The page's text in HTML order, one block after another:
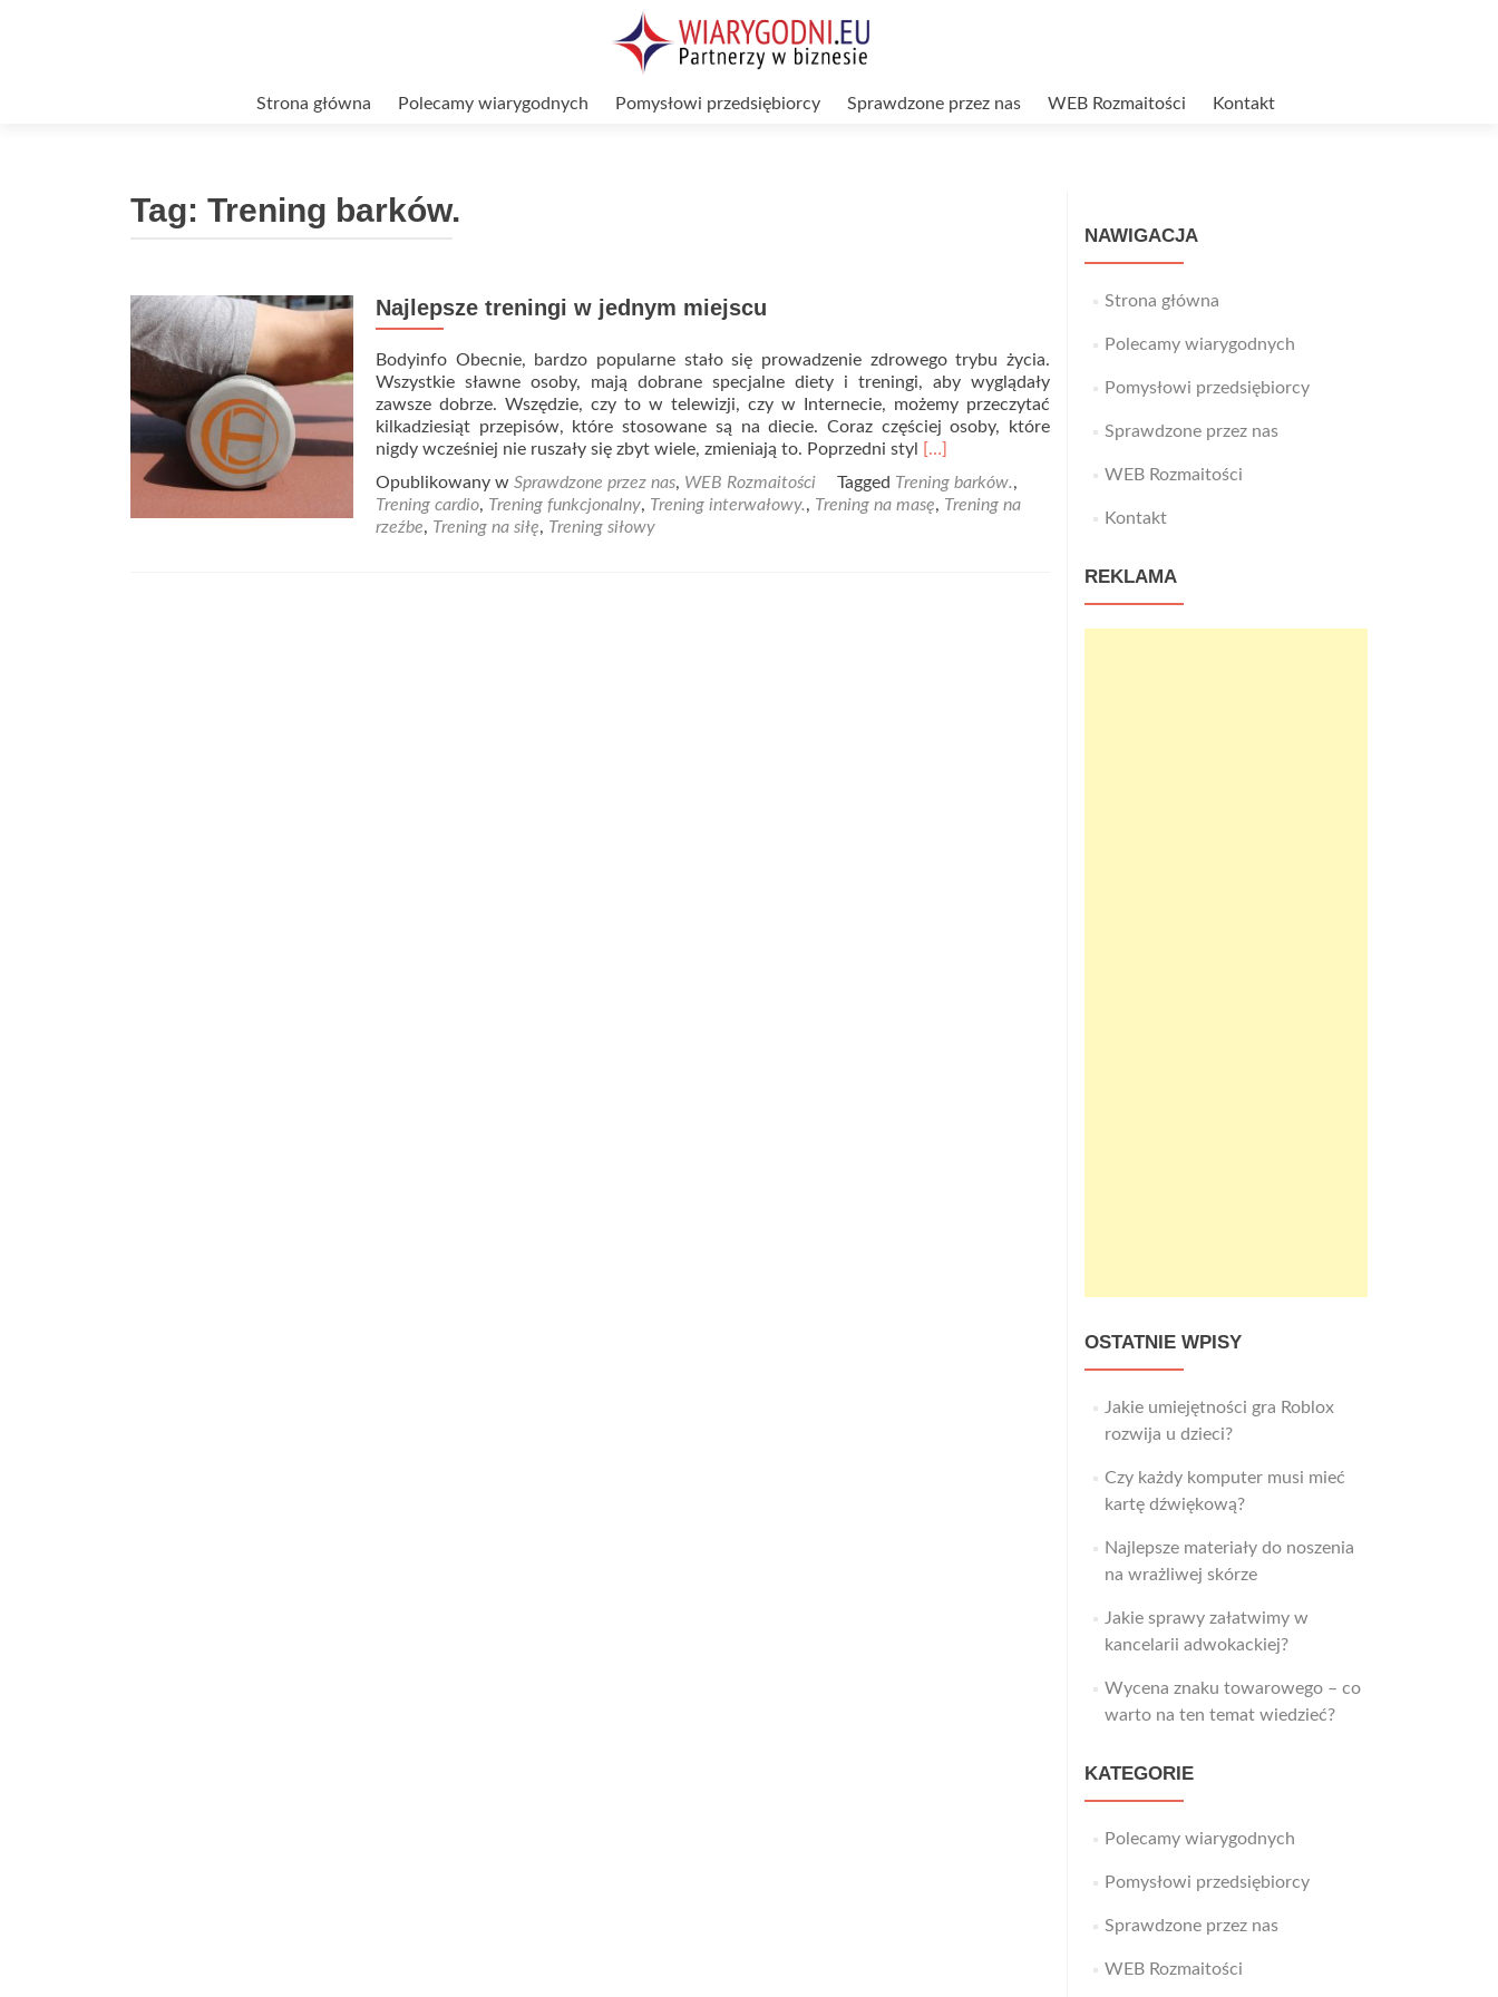
Strona główna Polecamy wiarygodnych Pomysłowi przedsiębiorcy Sprawdzone przez nas WEB Rozmaitości Kontakt
Tag: Trening barków.
Najlepsze treningi w jednym miejscu
Bodyinfo Obecnie, bardzo popularne stało się prowadzenie zdrowego trybu życia.
Wszystkie sławne osoby, mają dobrane specjalne diety i treningi, aby wyglądały
zawsze dobrze. Wszędzie, czy to w telewizji, czy w Internecie, możemy przeczytać
kilkadziesiąt przepisów, które stosowane są na diecie. Coraz częściej osoby, które
nigdy wcześniej nie ruszały się zbyt wiele, zmieniają to. Poprzedni styl
Read
about
Najlepsze
[…]
Opublikowany w Sprawdzone przez nas, WEB Rozmaitości Tagged Trening barków.,
Trening cardio, Trening funkcjonalny, Trening interwałowy., Trening na masę, Trening na
rzeźbe, Trening na siłę, Trening siłowy
NAWIGACJA
Strona główna
Polecamy wiarygodnych
Pomysłowi przedsiębiorcy
Sprawdzone przez nas
WEB Rozmaitości
Kontakt
REKLAMA
OSTATNIE WPISY
Jakie umiejętności gra Roblox
rozwija u dzieci?
Czy każdy komputer musi mieć
kartę dźwiękową?
Najlepsze materiały do noszenia
na wrażliwej skórze
Jakie sprawy załatwimy w
kancelarii adwokackiej?
Wycena znaku towarowego – co
warto na ten temat wiedzieć?
KATEGORIE
Polecamy wiarygodnych
Pomysłowi przedsiębiorcy
Sprawdzone przez nas
WEB Rozmaitości